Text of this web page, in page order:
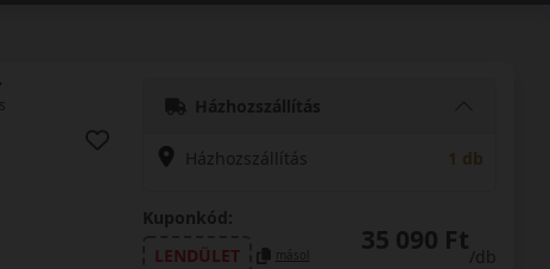
Házhozszállítás
Házhozszállítás 1 db
Kuponkód:
LENDÜLET
másol 35 090 Ft
/db